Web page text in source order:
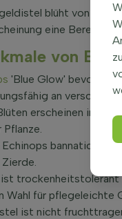
blüht von Juni
eine
von
'Blue Glow'
an
erscheinen im
bannaticus
ist
Wahl für pflegeleichte
ist nicht